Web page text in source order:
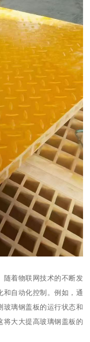
随着物联网技术的不断发
和自动化控制。例如，通
玻璃钢盖板的运行状态和
将大大提高玻璃钢盖板的